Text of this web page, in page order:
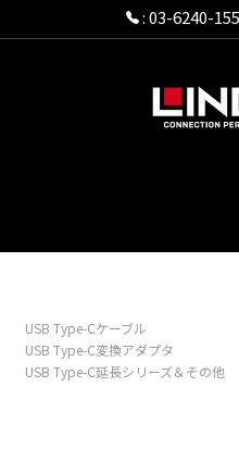
:03-6240-
USB Type-Cケーブル
USB Type-C変換アダプタ
USB Type-C延長シリーズ＆その他